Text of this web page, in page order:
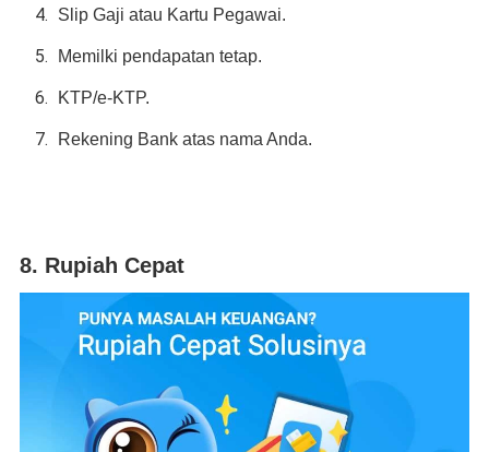
Slip Gaji atau Kartu Pegawai.
Memilki pendapatan tetap.
KTP/e-KTP.
Rekening Bank atas nama Anda.
8. Rupiah Cepat